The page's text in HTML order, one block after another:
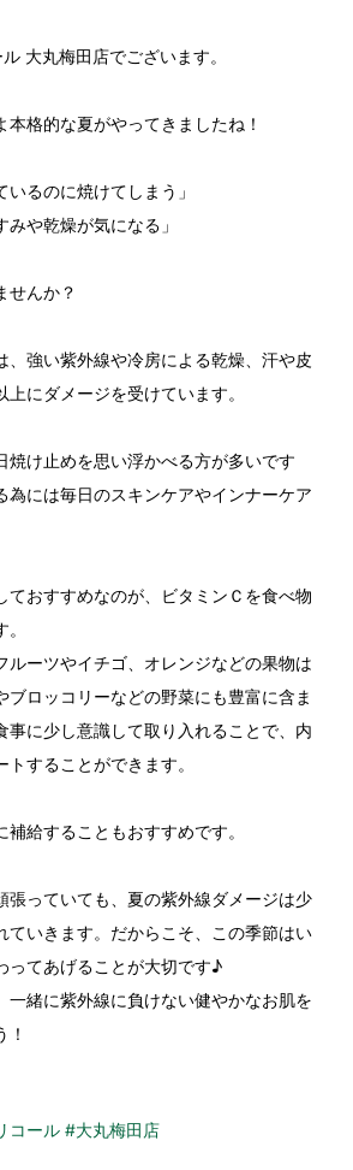
大丸梅田店でございます。
本格的な夏がやってきましたね！
いるのに焼けてしまう」
みや乾燥が気になる」
せんか？
、強い紫外線や冷房による乾燥、汗や皮
にダメージを受けています。
焼け止めを思い浮かべる方が多いです
為には毎日のスキンケアやインナーケア
ておすすめなのが、ビタミンＣを食べ物
ルーツやイチゴ、オレンジなどの果物は
ブロッコリーなどの野菜にも豊富に含ま
事に少し意識して取り入れることで、内
することができます。
補給することもおすすめです。
張っていても、夏の紫外線ダメージは少
ていきます。だからこそ、この季節はい
ってあげることが大切です♪
一緒に紫外線に負けない健やかなお肌を
コール #大丸梅田店